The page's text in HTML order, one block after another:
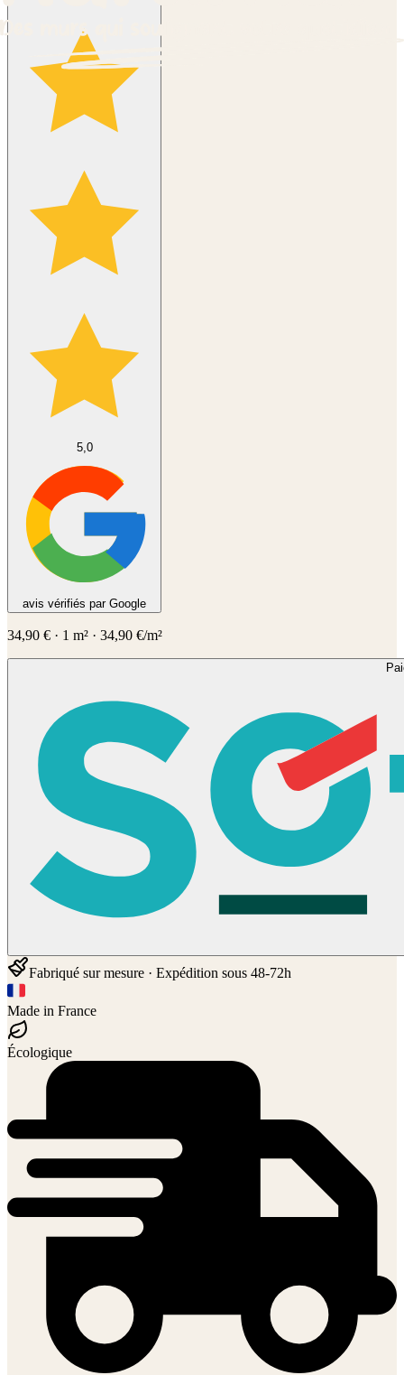
5,0
avis vérifiés par Google
34,90 € · 1 m² · 34,90 €/m²
Fabriqué sur mesure · Expédition sous 48-72h
Made in France
Écologique